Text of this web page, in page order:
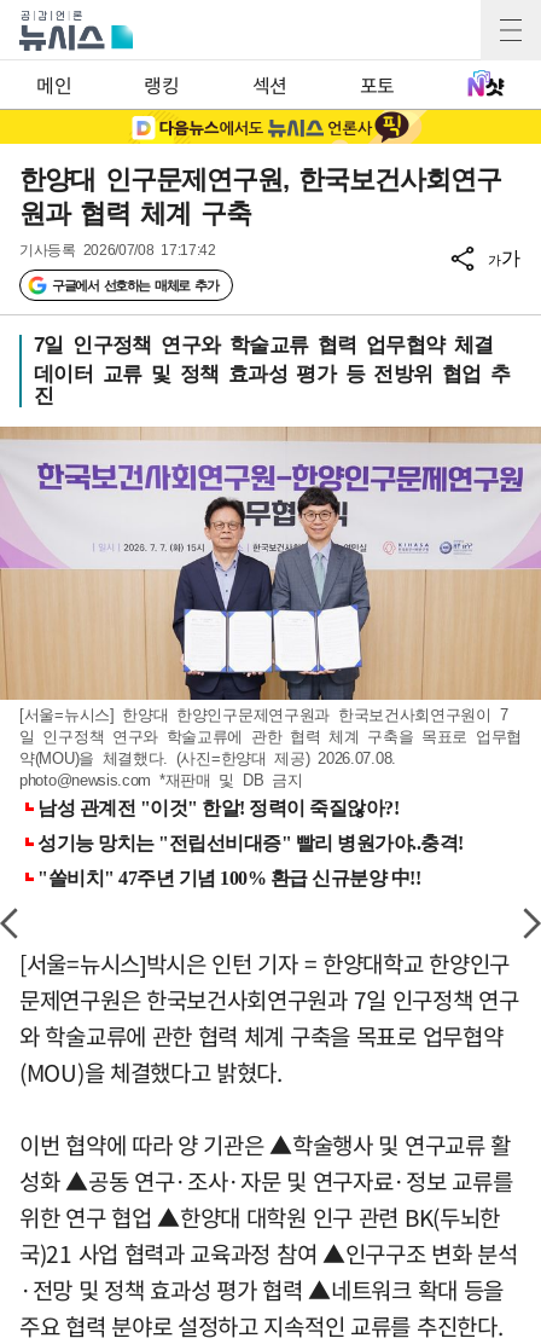
메인 랭킹 섹션 포토
한양대 인구문제연구원, 한국보건사회연구
원과 협력 체계 구축
기사등록 2026/07/08 17:17:42
구글에서 선호하는 매체로 추가
가가
7일 인구정책 연구와 학술교류 협력 업무협약 체결
데이터 교류 및 정책 효과성 평가 등 전방위 협업 추
진
[서울=뉴시스] 한양대 한양인구문제연구원과 한국보건사회연구원이 7
일 인구정책 연구와 학술교류에 관한 협력 체계 구축을 목표로 업무협
약(MOU)을 체결했다. (사진=한양대 제공) 2026.07.08.
photo@newsis.com *재판매 및 DB 금지
[서울=뉴시스]박시은 인턴 기자 = 한양대학교 한양인구
문제연구원은 한국보건사회연구원과 7일 인구정책 연구
와 학술교류에 관한 협력 체계 구축을 목표로 업무협약
(MOU)을 체결했다고 밝혔다.
이번 협약에 따라 양 기관은 ▲학술행사 및 연구교류 활
성화 ▲공동 연구·조사·자문 및 연구자료·정보 교류를
위한 연구 협업 ▲한양대 대학원 인구 관련 BK(두뇌한
국)21 사업 협력과 교육과정 참여 ▲인구구조 변화 분석
·전망 및 정책 효과성 평가 협력 ▲네트워크 확대 등을
주요 협력 분야로 설정하고 지속적인 교류를 추진한다.